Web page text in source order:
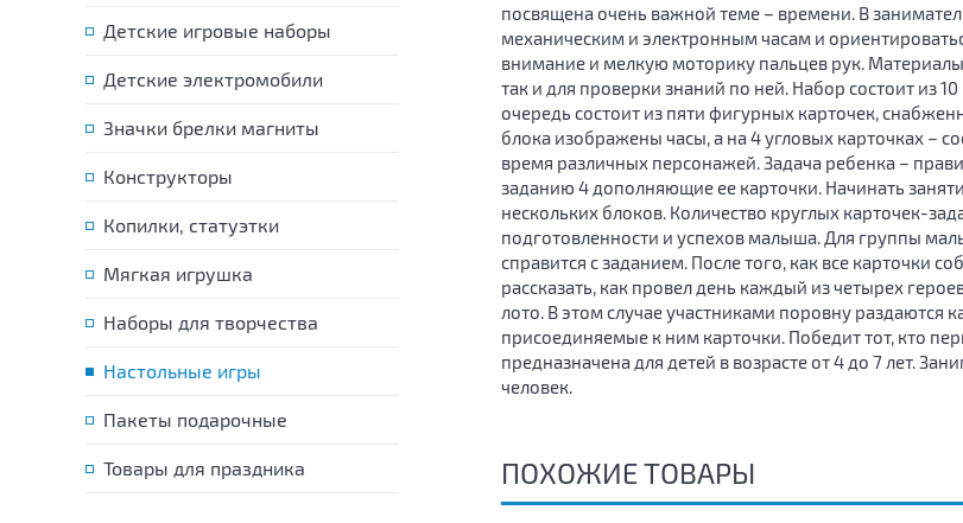
Детские игровые наборы
Детские электромобили
Значки брелки магниты
Конструкторы
Копилки, статуэтки
Мягкая игрушка
Наборы для творчества
Настольные игры
Пакеты подарочные
Товары для праздника
посвящена очень важной теме – времени. В
механическим и электронным часам и
внимание и мелкую моторику пальцев рук.
так и для проверки знаний по ней. Набор состоит из
очередь состоит из пяти фигурных карточек,
блока изображены часы, а на 4 угловых карточках –
время различных персонажей. Задача ребенка –
заданию 4 дополняющие ее карточки. Начинать
нескольких блоков. Количество круглых карточек-
подготовленности и успехов малыша. Для группы
справится с заданием. После того, как все карточки
рассказать, как провел день каждый из четырех
лото. В этом случае участниками поровну
присоединяемые к ним карточки. Победит тот, кто
предназначена для детей в возрасте от 4 до 7 лет.
человек.
ПОХОЖИЕ ТОВАРЫ